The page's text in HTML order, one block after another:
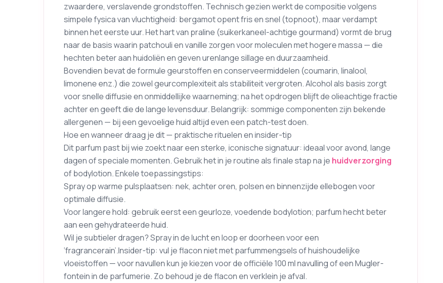
zwaardere, verslavende grondstoffen. Technisch gezien werkt de compositie volgens
simpele fysica van vluchtigheid: bergamot opent fris en snel (topnoot), maar verdampt
binnen het eerste uur. Het hart van praline (suikerkaneel-achtige gourmand) vormt de brug
naar de basis waarin patchouli en vanille zorgen voor moleculen met hogere massa — die
hechten beter aan huidoliën en geven urenlange sillage en duurzaamheid.
Bovendien bevat de formule geurstoffen en conserveermiddelen (coumarin, linalool,
limonene enz.) die zowel geurcomplexiteit als stabiliteit vergroten. Alcohol als basis zorgt
voor snelle diffusie en onmiddellijke waarneming; na het opdrogen blijft de olieachtige fractie
achter en geeft die de lange levensduur. Belangrijk: sommige componenten zijn bekende
allergenen — bij een gevoelige huid altijd even een patch-test doen.
Hoe en wanneer draag je dit — praktische rituelen en insider-tip
Dit parfum past bij wie zoekt naar een sterke, iconische signatuur: ideaal voor avond, lange
dagen of speciale momenten. Gebruik het in je routine als finale stap na je huidverzorging
of bodylotion. Enkele toepassingstips:
Spray op warme pulsplaatsen: nek, achter oren, polsen en binnenzijde ellebogen voor
optimale diffusie.
Voor langere hold: gebruik eerst een geurloze, voedende bodylotion; parfum hecht beter
aan een gehydrateerde huid.
Wil je subtieler dragen? Spray in de lucht en loop er doorheen voor een
‘fragrancerain’.Insider-tip: vul je flacon niet met parfummengsels of huishoudelijke
vloeistoffen — voor navullen kun je kiezen voor de officiële 100 ml navulling of een Mugler-
fontein in de parfumerie. Zo behoud je de flacon en verklein je afval.